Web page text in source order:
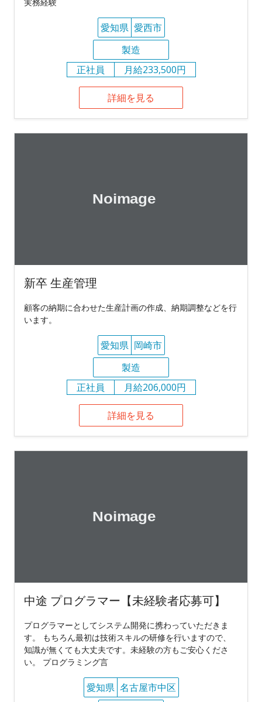
愛知県 愛西市
製造
正社員
月給233,500円
詳細を見る
新卒 生産管理
顧客の納期に合わせた生産計画の作成、納期調整などを行
います。
愛知県 岡崎市
製造
正社員
月給206,000円
詳細を見る
中途 プログラマー【未経験者応募可】
プログラマーとしてシステム開発に携わっていただきま
す。 もちろん最初は技術スキルの研修を行いますので、
知識が無くても大丈夫です。未経験の方もご安心くださ
い。 プログラミング言
愛知県 名古屋市中区